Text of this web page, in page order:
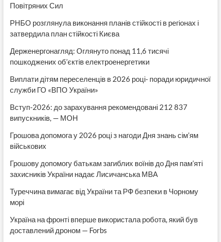
Повітряних Сил
РНБО розглянула виконання планів стійкості в регіонах і
затвердила план стійкості Києва
Держенергонагляд: Оглянуто понад 11,6 тисячі
пошкоджених об’єктів електроенергетики
Виплати дітям переселенців в 2026 році- поради юридичної
служби ГО «ВПО України»
Вступ-2026: до зарахування рекомендовані 212 837
випускників, — МОН
Грошова допомога у 2026 році з нагоди Дня знань сім’ям
військових
Грошову допомогу батькам загиблих воїнів до Дня пам’яті
захисників України надає Лисичанська МВА
Туреччина вимагає від України та РФ безпеки в Чорному
морі
Україна на фронті вперше використала робота, який був
доставлений дроном — Forbs